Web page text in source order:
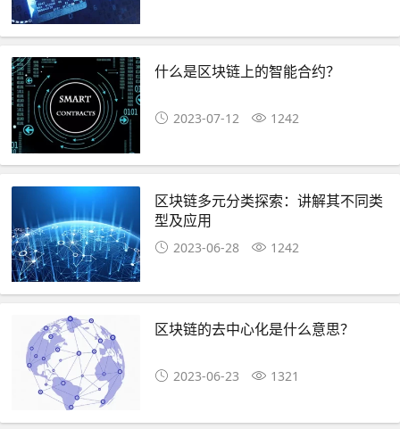
什么是区块链上的智能合约？
2023-07-12 1242
区块链多元分类探索：讲解其不同类
型及应用
2023-06-28 1242
区块链的去中心化是什么意思？
2023-06-23 1321